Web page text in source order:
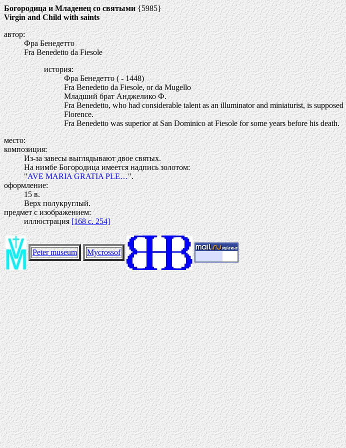
Богородица и Младенец со святыми{5985}
Virgin and Child with saints
автор:
Фра Бенедетто
Fra Benedetto da Fiesole
история:
Фра Бенедетто ( - 1448)
Fra Benedetto da Fiesole, or da Mugello
Младший брат Анджелико Ф.
Fra Benedetto, who had considerable talent as an illuminator and miniaturist, is
Florence.
Fra Benedetto was superior at San Dominico at Fiesole for some years before his death.
место:
композиция:
Из-за завесы выглядывают двое святых.
На нимбе Богородица имеется надпись золотом:
"AVE MARIA GRATIA PLE…".
оформление:
15 в.
Верх полукруглый.
предмет с изображением:
иллюстрация[168 c. 254]
Peter museum Mycrossof